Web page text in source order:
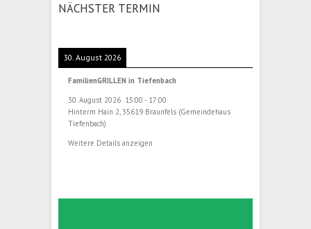
NÄCHSTER TERMIN
30. August 2026
FamilienGRILLEN in Tiefenbach
30. August 2026 15:00 - 17:00
Hinterm Hain 2, 35619 Braunfels (Gemeindehaus
Tiefenbach)
Weitere Details anzeigen